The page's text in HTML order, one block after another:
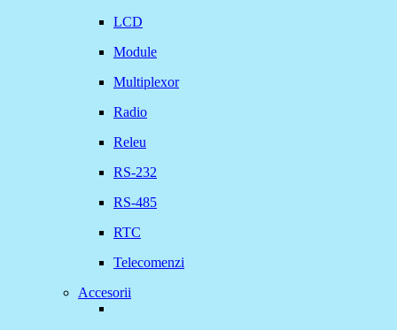
LCD
Module
Multiplexor
Radio
Releu
RS-232
RS-485
RTC
Telecomenzi
Accesorii